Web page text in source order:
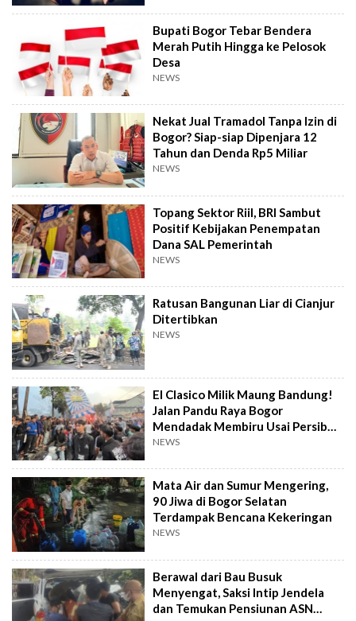
Bupati Bogor Tebar Bendera
Merah Putih Hingga ke Pelosok
Desa
NEWS
Nekat Jual Tramadol Tanpa Izin di
Bogor? Siap-siap Dipenjara 12
Tahun dan Denda Rp5 Miliar
NEWS
Topang Sektor Riil, BRI Sambut
Positif Kebijakan Penempatan
Dana SAL Pemerintah
NEWS
Ratusan Bangunan Liar di Cianjur
Ditertibkan
NEWS
El Clasico Milik Maung Bandung!
Jalan Pandu Raya Bogor
Mendadak Membiru Usai Persib
Libas Persija
NEWS
Mata Air dan Sumur Mengering,
90 Jiwa di Bogor Selatan
Terdampak Bencana Kekeringan
NEWS
Berawal dari Bau Busuk
Menyengat, Saksi Intip Jendela
dan Temukan Pensiunan ASN